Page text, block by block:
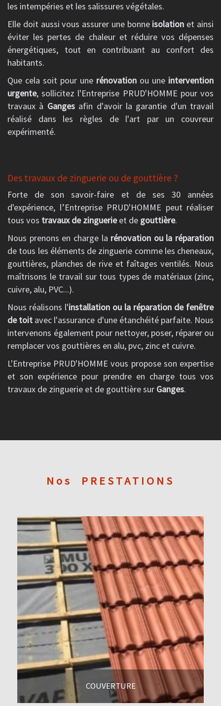
les intempéries et les salissures végétales.
Elle doit aussi vous assurer une bonne isolation et ainsi
éviter les pertes de chaleur et réduire vos dépenses
énergétiques, tout en contribuant au confort des
habitants.
Que cela soit pour une rénovation ou une intervention
urgente, sollicitez l'Entreprise PRUD'HOMME pour vos
travaux à Gangesafin d'avoir la garantie d'un travail
réalisé dans les règles de l'art par un couvreur
expérimenté.
Des travaux de zinguerie ou de gouttière ?
Forte de son savoir-faire et de ses 30 années
d'expérience, l’Entreprise PRUD'HOMME peut réaliser
tous vos travaux de zinguerieet de gouttière.
Nous prenons en charge la rénovation ou la réparation
de tous les éléments de zinguerie comme les cheneaux,
gouttières, planches de rive et faîtages ventilés. Nous
maîtrisons le travail sur tous types de matériaux (zinc,
cuivre, alu, PVC...).
Nous réalisons l'installation ou la réparation de fenêtre
de toit avec l'assurance d'une étanchéité parfaite. Nous
intervenons également pour nettoyer, poser, réparer ou
remplacer vos gouttières en alu, pvc, zinc et cuivre.
L'Entreprise PRUD'HOMME vous propose son expertise
et son expérience pour prendre en charge tous vos
travaux de zinguerie et de gouttière sur Ganges.
Nos PRESTATIONS
COUVERTURE